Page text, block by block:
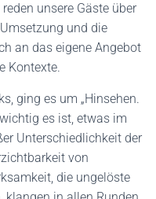
unsere Gäste über
und die
an das eigene Angebot
Kontexte.
ging es um „Hinsehen.
es ist, etwas im
Unterschiedlichkeit der
von
die ungelöste